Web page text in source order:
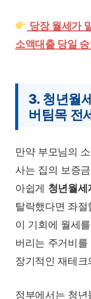
당장 월세가
소액대출 당일
3. 청년월
버팀목 전
만약 부모님의
사는 집의 보증
아쉽게 청년월세
탈락했다면 좌
이 기회에 월세
버리는 주거비
장기적인 재테
정부에서는 청